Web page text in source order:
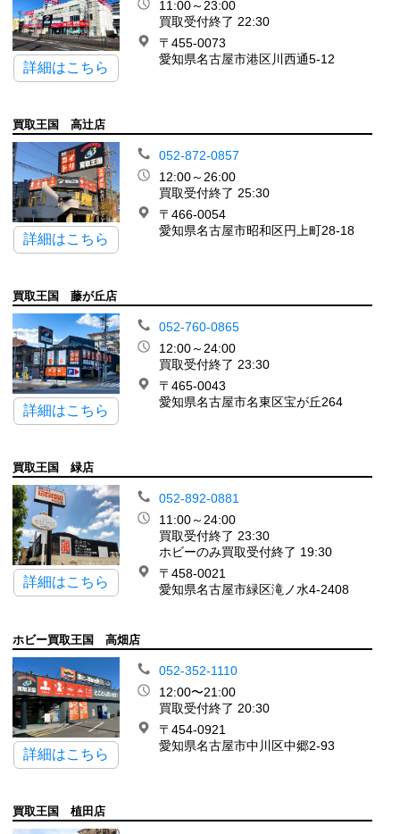
詳細はこちら
11:00～23:00
買取受付終了 22:30
〒455-0073
愛知県名古屋市港区川西通5-12
買取王国 高辻店
詳細はこちら
052-872-0857
12:00～26:00
買取受付終了 25:30
〒466-0054
愛知県名古屋市昭和区円上町28-18
買取王国 藤が丘店
詳細はこちら
052-760-0865
12:00～24:00
買取受付終了 23:30
〒465-0043
愛知県名古屋市名東区宝が丘264
買取王国 緑店
詳細はこちら
052-892-0881
11:00～24:00
買取受付終了 23:30
ホビーのみ買取受付終了 19:30
〒458-0021
愛知県名古屋市緑区滝ノ水4-2408
ホビー買取王国 高畑店
詳細はこちら
052-352-1110
12:00〜21:00
買取受付終了 20:30
〒454-0921
愛知県名古屋市中川区中郷2-93
買取王国 植田店